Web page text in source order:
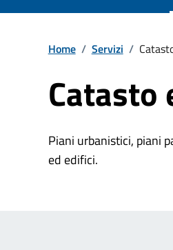
Home / Servizi /
Catasto
Piani urbanistici, piani
ed edifici.